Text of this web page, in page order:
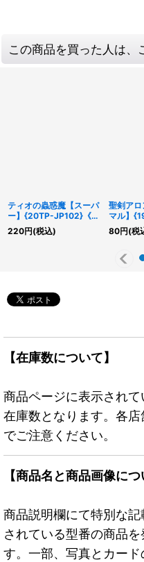
この商品を買った人は、
ティオの蟲惑魔【スーパ
ー】{20TP-JP102}《モ
ンスター》
220円(税込)
聖剣ア
マル】
《魔法》
80円(税
【在庫数について】
商品ページに表示され
在庫数となります。各
でご注意ください。
【商品名と商品画像につ
商品説明欄にて特別な
されている型番の商品
す。一部、写真とカー